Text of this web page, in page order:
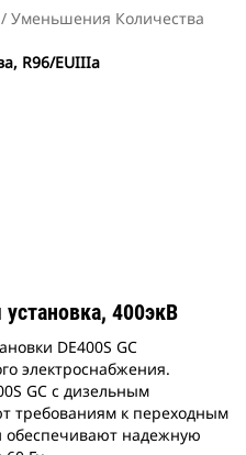
/ Уменьшения Количества
R96/EUIIIa
400экВ
DE400S GC
электроснабжения.
GC с дизельным
требованиям к переходным
обеспечивают надежную